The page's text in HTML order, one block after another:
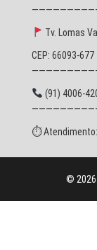
Tv. Lomas
CEP: 66093-677
(91) 4006-
⏱ Atendimento:
© 2026